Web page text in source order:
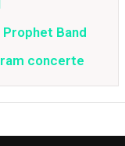
Band
concerte